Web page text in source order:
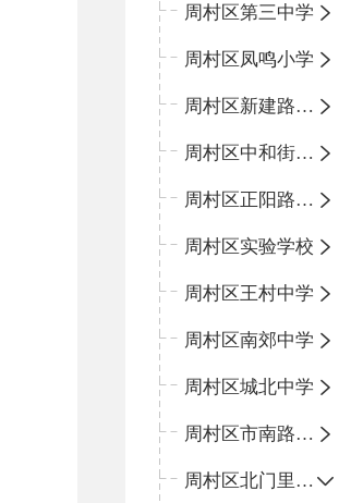
周村区第三中学
周村区凤鸣小学
周村区新建路小学
周村区中和街小学
周村区正阳路小学
周村区实验学校
周村区王村中学
周村区南郊中学
周村区城北中学
周村区市南路小学
周村区北门里小学